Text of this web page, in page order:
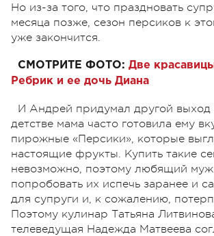
Но из-за того, что праздновать
месяца позже, сезон персиков к
уже закончится.
СМОТРИТЕ ФОТО: Две
Ребрик и ее дочь Диана
И Андрей придумал другой выход
детстве мама часто готовила ему
пирожные «Персики», которые
настоящие фрукты. Купить такие
невозможно, поэтому любящий
попробовать их испечь заранее и
для супруги и, к сожалению,
Поэтому кулинар Татьяна
телеведущая Надежда Матвеева